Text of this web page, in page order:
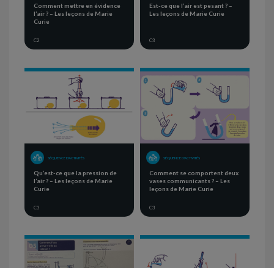
Comment mettre en évidence
l’air ? – Les leçons de Marie
Curie
C2
Est-ce que l’air est pesant ? –
Les leçons de Marie Curie
C3
SÉQUENCE D'ACTIVITÉS
Qu’est-ce que la pression de
l’air ? – Les leçons de Marie
Curie
C3
SÉQUENCE D'ACTIVITÉS
Comment se comportent deux
vases communicants ? – Les
leçons de Marie Curie
C3